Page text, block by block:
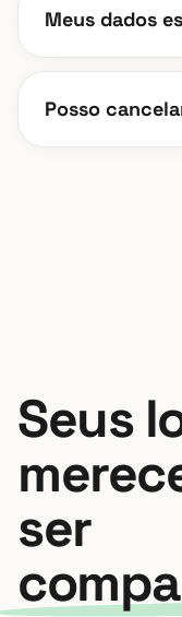
Meus dados
Posso
Seus
ser